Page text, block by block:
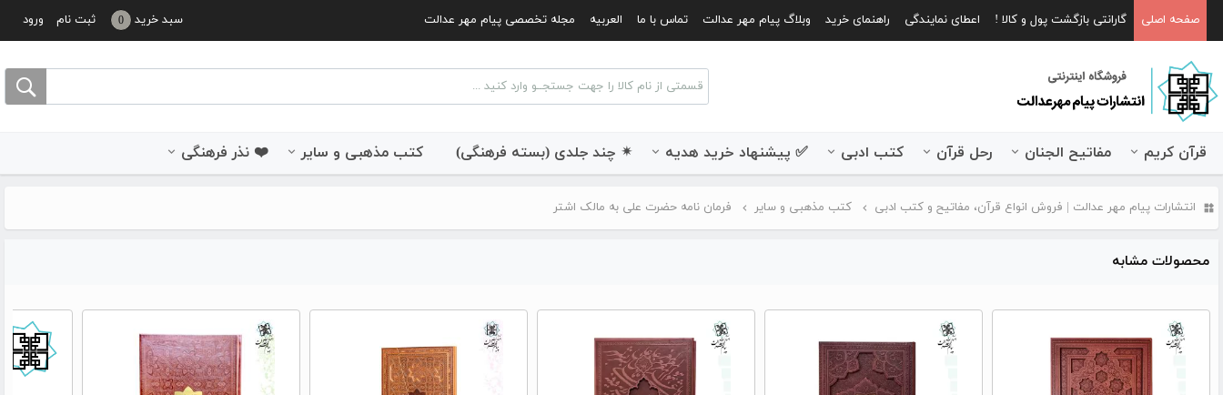
ورود ثبت نام سبد خرید 0 صفحه اصلی گارانتی بازگشت پول و کالا ! اعطای نمایندگی راهنمای خرید وبلاگ پیام مهر عدالت تماس با ما العربیه مجله تخصصی پیام مهر عدالت
قرآن کریم مفاتیح الجنان رحل قرآن کتب ادبی ✅ پیشنهاد خرید هدیه ✴ چند جلدی (بسته فرهنگی) کتب مذهبی و سایر ❤️ نذر فرهنگی
انتشارات پیام مهر عدالت | فروش انواع قرآن، مفاتیح و کتب ادبی کتب مذهبی و سایر فرمان نامه حضرت علی به مالک اشتر
محصولات مشابه